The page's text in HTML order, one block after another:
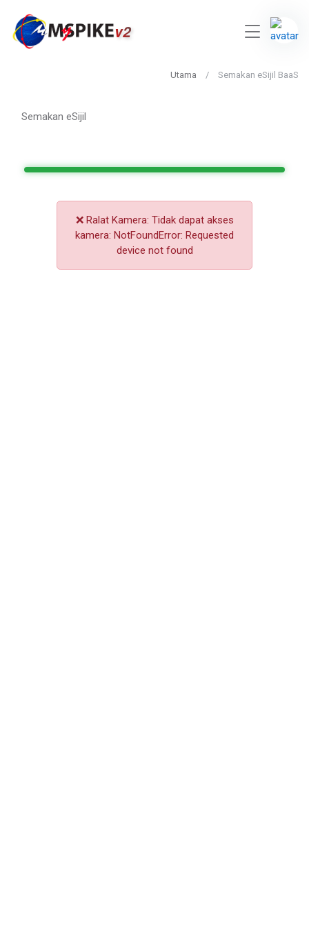
v2
Utama Semakan eSijil BaaS
Semakan eSijil
❌ Ralat Kamera: Tidak dapat akses
kamera: NotFoundError: Requested
device not found